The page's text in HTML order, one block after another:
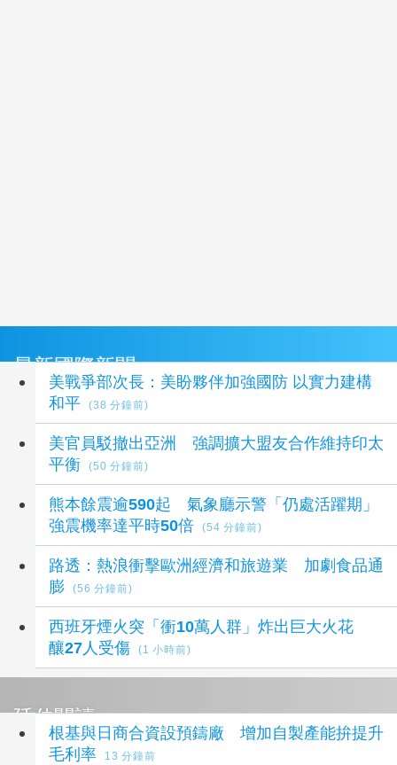
最新國際新聞
美戰爭部次長：美盼夥伴加強國防 以實力建構
和平
(38 分鐘前)
美官員駁撤出亞洲 強調擴大盟友合作維持印太
平衡
(50 分鐘前)
熊本餘震逾590起 氣象廳示警「仍處活躍期」
強震機率達平時50倍
(54 分鐘前)
路透：熱浪衝擊歐洲經濟和旅遊業 加劇食品通
膨
(56 分鐘前)
西班牙煙火突「衝10萬人群」炸出巨大火花
釀27人受傷
(1 小時前)
延伸閱讀
根基與日商合資設預鑄廠 增加自製產能拚提升
毛利率
13 分鐘前